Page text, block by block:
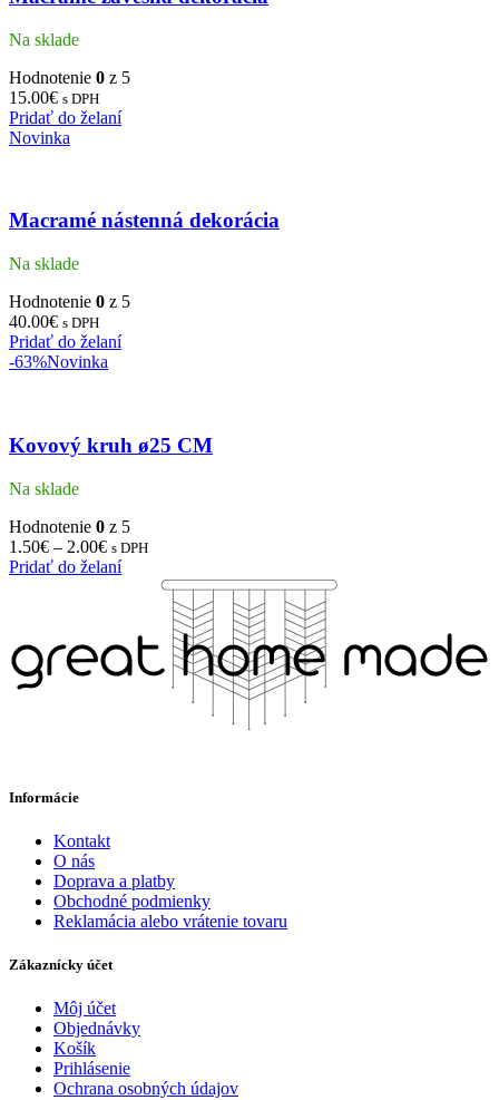
Na sklade
Hodnotenie 0 z 5
15.00€ s DPH
Pridať do želaní
Novinka
Macramé nástenná dekorácia
Na sklade
Hodnotenie 0 z 5
40.00€ s DPH
Pridať do želaní
-63%Novinka
Kovový kruh ø25 CM
Na sklade
Hodnotenie 0 z 5
1.50€ – 2.00€ s DPH
Pridať do želaní
Informácie
Kontakt
O nás
Doprava a platby
Obchodné podmienky
Reklamácia alebo vrátenie tovaru
Zákaznícky účet
Môj účet
Objednávky
Košík
Prihlásenie
Ochrana osobných údajov